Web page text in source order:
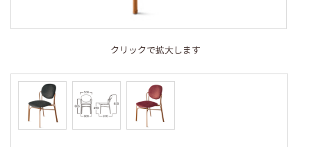
クリックで拡大します